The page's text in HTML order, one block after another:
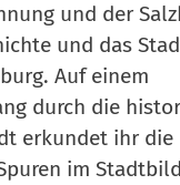
und der
und das
Auf einem
durch die
erkundet ihr die
im